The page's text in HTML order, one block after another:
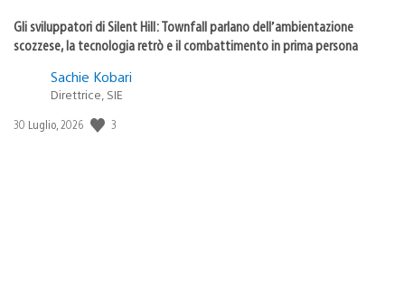
Gli sviluppatori di Silent Hill: Townfall parlano dell’ambientazione
scozzese, la tecnologia retrò e il combattimento in prima persona
Sachie Kobari
Direttrice, SIE
Data
30 Luglio, 2026 3